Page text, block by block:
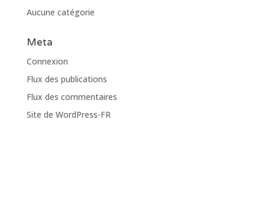
Aucune catégorie
Meta
Connexion
Flux des publications
Flux des commentaires
Site de WordPress-FR